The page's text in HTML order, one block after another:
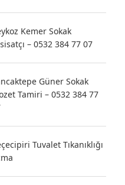
Kemer Sokak
– 0532 384 77 07
Güner Sokak
Tamiri – 0532 384 77
Tuvalet Tıkanıklığı